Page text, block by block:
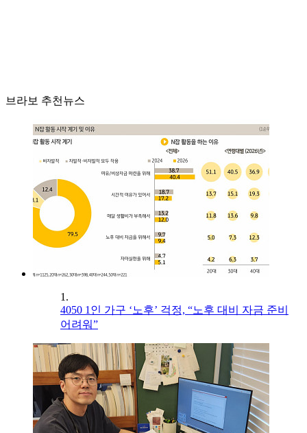
브라보 추천뉴스
1.
4050 1인 가구 ‘노후’ 걱정, “노후 대비 자금 준비
어려워”